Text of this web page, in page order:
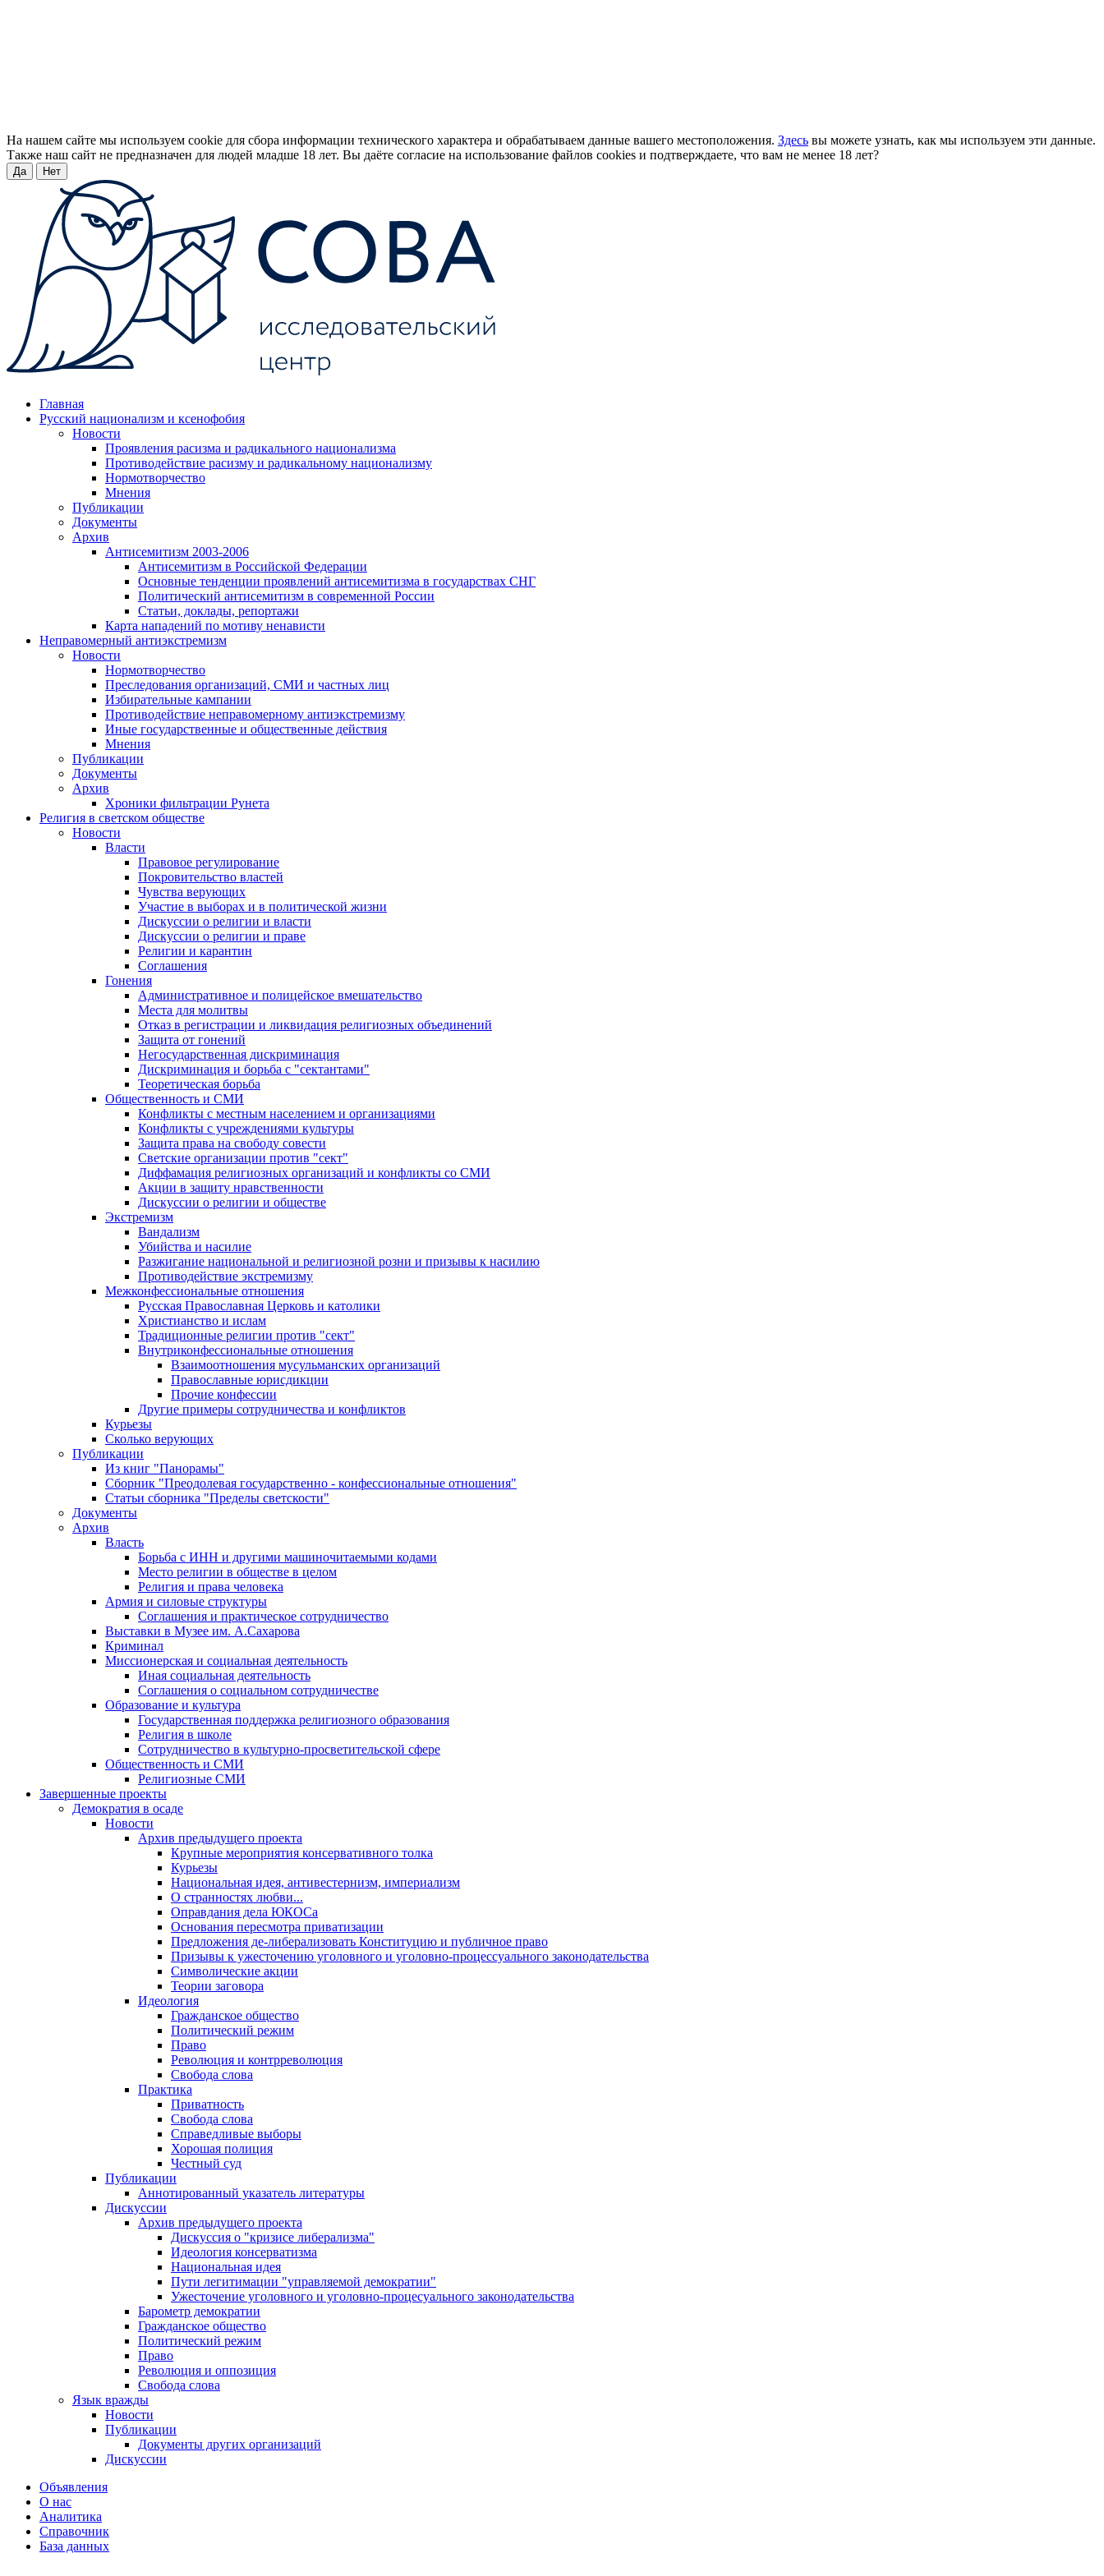
На нашем сайте мы используем cookie для сбора информации технического характера и обрабатываем данные вашего местоположения. Здесь вы можете узнать, как мы используем эти данные.
Также наш сайт не предназначен для людей младше 18 лет. Вы даёте согласие на использование файлов cookies и подтверждаете, что вам не менее 18 лет?
Да Нет
Главная
Русский национализм и ксенофобия
Новости
Проявления расизма и радикального национализма
Противодействие расизму и радикальному национализму
Нормотворчество
Мнения
Публикации
Документы
Архив
Антисемитизм 2003-2006
Антисемитизм в Российской Федерации
Основные тенденции проявлений антисемитизма в государствах СНГ
Политический антисемитизм в современной России
Статьи, доклады, репортажи
Карта нападений по мотиву ненависти
Неправомерный антиэкстремизм
Новости
Нормотворчество
Преследования организаций, СМИ и частных лиц
Избирательные кампании
Противодействие неправомерному антиэкстремизму
Иные государственные и общественные действия
Мнения
Публикации
Документы
Архив
Хроники фильтрации Рунета
Религия в светском обществе
Новости
Власти
Правовое регулирование
Покровительство властей
Чувства верующих
Участие в выборах и в политической жизни
Дискуссии о религии и власти
Дискуссии о религии и праве
Религии и карантин
Соглашения
Гонения
Административное и полицейское вмешательство
Места для молитвы
Отказ в регистрации и ликвидация религиозных объединений
Защита от гонений
Негосударственная дискриминация
Дискриминация и борьба с "сектантами"
Теоретическая борьба
Общественность и СМИ
Конфликты с местным населением и организациями
Конфликты с учреждениями культуры
Защита права на свободу совести
Светские организации против "сект"
Диффамация религиозных организаций и конфликты со СМИ
Акции в защиту нравственности
Дискуссии о религии и обществе
Экстремизм
Вандализм
Убийства и насилие
Разжигание национальной и религиозной розни и призывы к насилию
Противодействие экстремизму
Межконфессиональные отношения
Русская Православная Церковь и католики
Христианство и ислам
Традиционные религии против "сект"
Внутриконфессиональные отношения
Взаимоотношения мусульманских организаций
Православные юрисдикции
Прочие конфессии
Другие примеры сотрудничества и конфликтов
Курьезы
Сколько верующих
Публикации
Из книг "Панорамы"
Сборник "Преодолевая государственно - конфессиональные отношения"
Статьи сборника "Пределы светскости"
Документы
Архив
Власть
Борьба с ИНН и другими машиночитаемыми кодами
Место религии в обществе в целом
Религия и права человека
Армия и силовые структуры
Соглашения и практическое сотрудничество
Выставки в Музее им. А.Сахарова
Криминал
Миссионерская и социальная деятельность
Иная социальная деятельность
Соглашения о социальном сотрудничестве
Образование и культура
Государственная поддержка религиозного образования
Религия в школе
Сотрудничество в культурно-просветительской сфере
Общественность и СМИ
Религиозные СМИ
Завершенные проекты
Демократия в осаде
Новости
Архив предыдущего проекта
Крупные мероприятия консервативного толка
Курьезы
Национальная идея, антивестернизм, империализм
О странностях любви...
Оправдания дела ЮКОСа
Основания пересмотра приватизации
Предложения де-либерализовать Конституцию и публичное право
Призывы к ужесточению уголовного и уголовно-процессуального законодательства
Символические акции
Теории заговора
Идеология
Гражданское общество
Политический режим
Право
Революция и контрреволюция
Свобода слова
Практика
Приватность
Свобода слова
Справедливые выборы
Хорошая полиция
Честный суд
Публикации
Аннотированный указатель литературы
Дискуссии
Архив предыдущего проекта
Дискуссия о "кризисе либерализма"
Идеология консерватизма
Национальная идея
Пути легитимации "управляемой демократии"
Ужесточение уголовного и уголовно-процесуального законодательства
Барометр демократии
Гражданское общество
Политический режим
Право
Революция и оппозиция
Свобода слова
Язык вражды
Новости
Публикации
Документы других организаций
Дискуссии
Объявления
О нас
Аналитика
Справочник
База данных